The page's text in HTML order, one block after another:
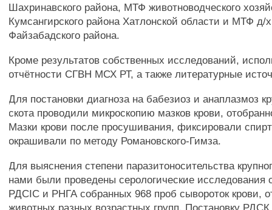
Шахринавского района, МТФ животноводческого
Кумсангирского района Хатлонской области и МТФ
Файзабадского района.
Кроме результатов собственных исследований,
отчётности СГВН МСХ РТ, а также литературные
Для постановки диагноза на бабезиоз и анаплазмоз
скота проводили микроскопию мазков крови,
Мазки крови после просушивания, фиксировали
окрашивали по методу Романовского-Гимза.
Для выяснения степени паразитоносительства
нами были проведены серологические исследования
РДСІС и РНГА собранных 968 проб сывороток крови,
животных разных возрастных групп. Постановку